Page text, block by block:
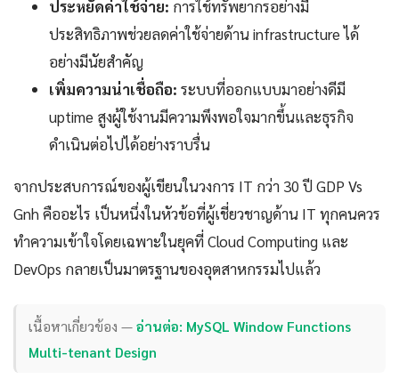
ประหยัดค่าใช้จ่าย: การใช้ทรัพยากรอย่างมี
ประสิทธิภาพช่วยลดค่าใช้จ่ายด้าน infrastructure ได้
อย่างมีนัยสำคัญ
เพิ่มความน่าเชื่อถือ: ระบบที่ออกแบบมาอย่างดีมี
uptime สูงผู้ใช้งานมีความพึงพอใจมากขึ้นและธุรกิจ
ดำเนินต่อไปได้อย่างราบรื่น
จากประสบการณ์ของผู้เขียนในวงการ IT กว่า 30 ปี GDP Vs
Gnh คืออะไร เป็นหนึ่งในหัวข้อที่ผู้เชี่ยวชาญด้าน IT ทุกคนควร
ทำความเข้าใจโดยเฉพาะในยุคที่ Cloud Computing และ
DevOps กลายเป็นมาตรฐานของอุตสาหกรรมไปแล้ว
เนื้อหาเกี่ยวข้อง —อ่านต่อ: MySQL Window Functions
Multi-tenant Design